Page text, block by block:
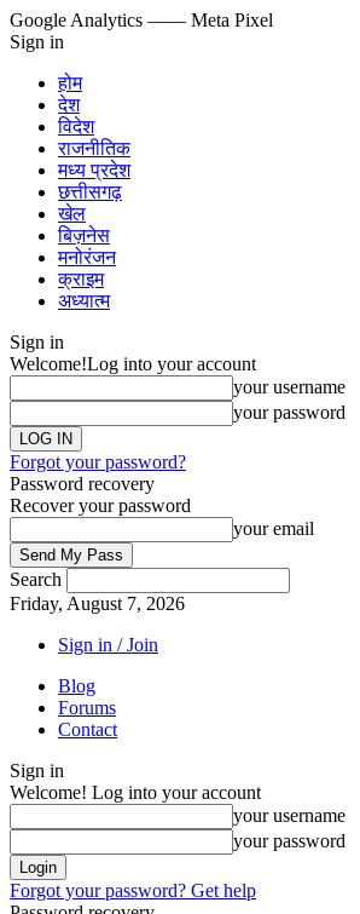
Google Analytics —— Meta Pixel
Sign in
होम
देश
विदेश
राजनीतिक
मध्य प्रदेश
छत्तीसगढ़
खेल
बिज़नेस
मनोरंजन
क्राइम
अध्यात्म
Sign in
Welcome!Log into your account
your username
your password
Forgot your password?
Password recovery
Recover your password
your email
Search
Friday, August 7, 2026
Sign in / Join
Blog
Forums
Contact
Sign in
Welcome! Log into your account
your username
your password
Forgot your password? Get help